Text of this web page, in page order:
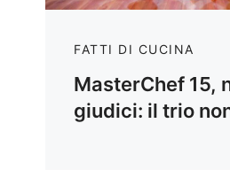
FATTI DI CUCINA
MasterChef 15,
giudici: il trio